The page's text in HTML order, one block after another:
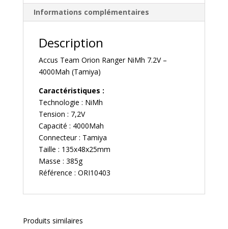
Informations complémentaires
Description
Accus Team Orion Ranger NiMh 7.2V –
4000Mah (Tamiya)
Caractéristiques :
Technologie : NiMh
Tension : 7,2V
Capacité : 4000Mah
Connecteur : Tamiya
Taille : 135x48x25mm
Masse : 385g
Référence : ORI10403
Produits similaires